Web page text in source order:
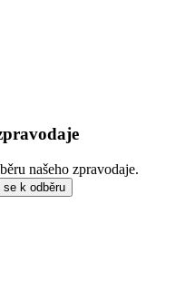
našeho zpravodaje.
se k odběru